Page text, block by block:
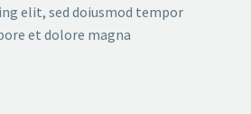
elit, sed doiusmod tempor
et dolore magna